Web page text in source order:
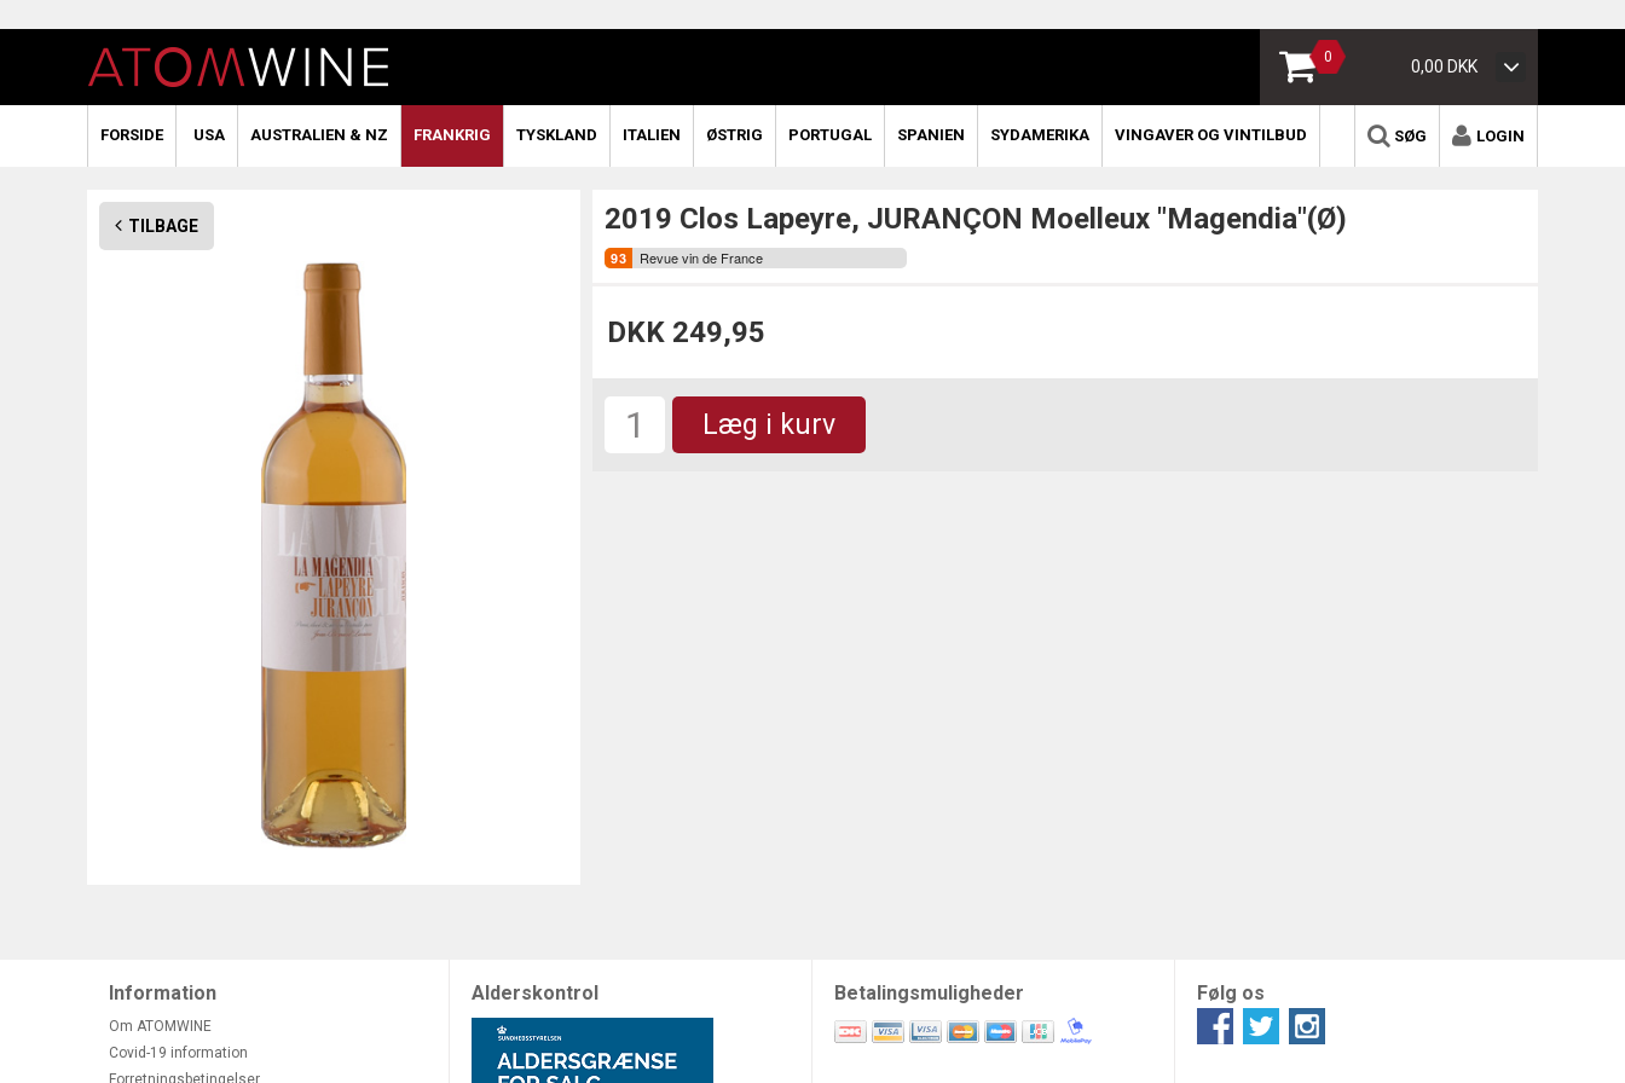
0 0,00 DKK
FORSIDE USA AUSTRALIEN & NZ FRANKRIG TYSKLAND ITALIEN ØSTRIG PORTUGAL SPANIEN SYDAMERIKA VINGAVER OG VINTILBUD LOGIN
SØG
TILBAGE 2019 Clos Lapeyre, JURANÇON Moelleux "Magendia"(Ø)
Revue vin de France
DKK 249,95
Læg i kurv
Information
Om ATOMWINE
Covid-19 information
Forretningsbetingelser
Alderskontrol Betalingsmuligheder Følg os